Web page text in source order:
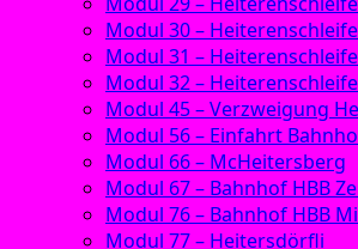
Modul 30 –
Modul 31 –
Modul 32 –
Modul 45 – Verzweigung
Modul 56 – Einfahrt
Modul 66 – McHeitersberg
Modul 67 – Bahnhof HBB
Modul 76 – Bahnhof HBB
Modul 77 – Heitersdörfli